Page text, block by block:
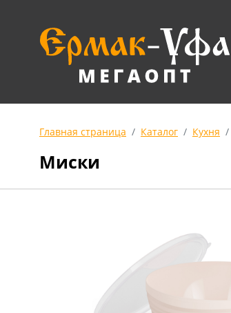
Главная страница Каталог Кухня
Миски